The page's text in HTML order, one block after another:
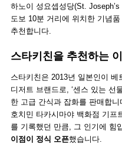
하노이 성요셉성당(St. Joseph’s
도보 10분 거리에 위치한 기념품
추천합니다.
스타키친을 추천하는
스타키친은 2013년 일본인이 베
디저트 브랜드로, ‘센스 있는 선
한 고급 간식과 잡화를 판매합니
호치민 타카시마야 백화점 기프
를 기록했던 만큼, 그 인기에 힘
이점이 정식 오픈했습니다.